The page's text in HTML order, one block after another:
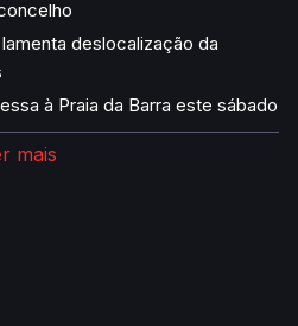
deslocalização da
à Praia da Barra este sábado
mais